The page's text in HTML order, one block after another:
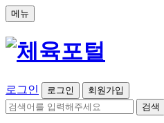
메뉴
로그인 로그인
회원가입
검색